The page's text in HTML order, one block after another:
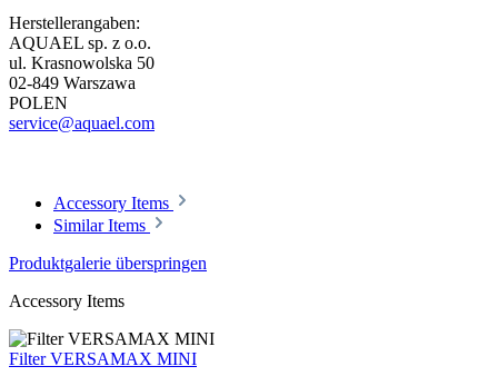
Herstellerangaben:
AQUAEL sp. z o.o.
ul. Krasnowolska 50
02-849 Warszawa
POLEN
service@aquael.com
Accessory Items
Similar Items
Produktgalerie überspringen
Accessory Items
Filter VERSAMAX MINI